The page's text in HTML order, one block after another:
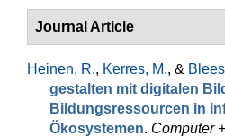
Journal Article
Heinen, R., Kerres, M., &
gestalten mit digitalen
Bildungsressourcen in
Ökosystemen. Computer